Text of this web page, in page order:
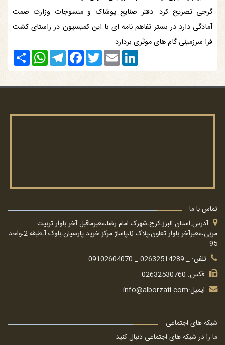
گرجی تصریح کرد: دفتر صنایع پوشاک و منسوجات وزارت صمت
آمادگی دارد در بستر تفاهم نامه ای با این کمیسیون در راستای کشت
فرا سرزمینی گام های موثری بردارد.
Share
WhatsAppTelegramFacebookTwitterEmail
LinkedIn
تماس با ما
آدرس:استان البرز،کرج،شهرک امام رضا،معبرماقبل آخر بلوار تربیت
مربی،معبرآخر بلوار تعاون،پلاک 0،پاساژ مرکز خرید پارسیان،بلوک آ،طبقه 2،واحد
95
تلفن: _ 02632514289 _ 09102604070
فکس: 02632530760
ایمیل:info@alborzati.com
شبکه های اجتماعی
ما را در شبکه های اجتماعی دنبال کنید